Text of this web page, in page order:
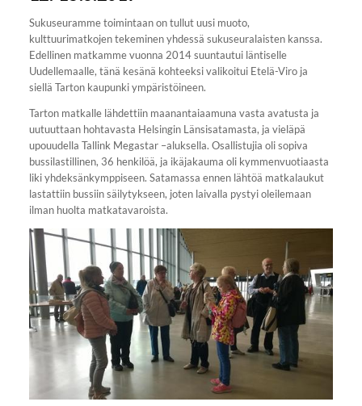
Sukuseuramme toimintaan on tullut uusi muoto,
kulttuurimatkojen tekeminen yhdessä sukuseuralaisten kanssa.
Edellinen matkamme vuonna 2014 suuntautui läntiselle
Uudellemaalle, tänä kesänä kohteeksi valikoitui Etelä-Viro ja
siellä Tarton kaupunki ympäristöineen.
Tarton matkalle lähdettiin maanantaiaamuna vasta avatusta ja
uutuuttaan hohtavasta Helsingin Länsisatamasta, ja vieläpä
upouudella Tallink Megastar –aluksella. Osallistujia oli sopiva
bussilastillinen, 36 henkilöä, ja ikäjakauma oli kymmenvuotiaasta
liki yhdeksänkymppiseen. Satamassa ennen lähtöä matkalaukut
lastattiin bussiin säilytykseen, joten laivalla pystyi oleilemaan
ilman huolta matkatavaroista.